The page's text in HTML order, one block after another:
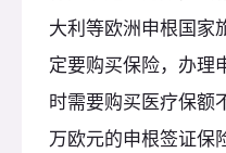
大利等欧洲申根国家
定要购买保险，办理
时需要购买医疗保额
万欧元的申根签证保